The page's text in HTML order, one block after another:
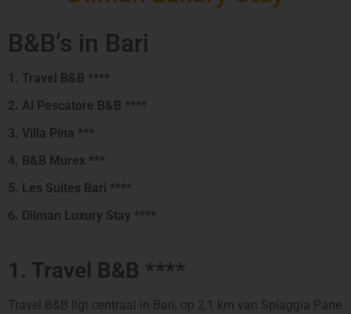
B&B’s in Bari
1. Travel B&B ****
2. Al Pescatore B&B ****
3. Villa Pina ***
4. B&B Murex ***
5. Les Suites Bari ****
6. Dilman Luxury Stay ****
1. Travel B&B ****
Travel B&B ligt centraal in Bari, op 2,1 km van Spiaggia Pane